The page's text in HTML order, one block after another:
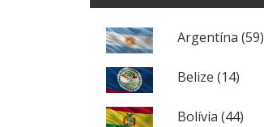
Argentína (59)
Belize (14)
Bolívia (44)